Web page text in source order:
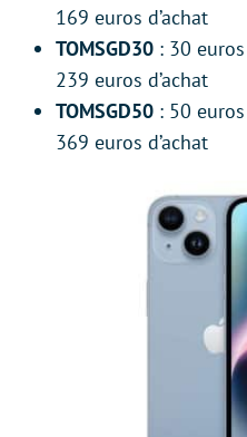
169 euros d’achat
TOMSGD30 : 30
239 euros d’achat
TOMSGD50 : 50
369 euros d’achat